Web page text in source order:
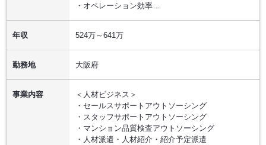
・オペレーション効率…
年収 524万～641万
勤務地 大阪府
事業内容
＜人材ビジネス＞
・セールスサポートアウトソーシング
・スタッフサポートアウトソーシング
・マンション品質検査アウトソーシング
・人材派遣・人材紹介・紹介予定派遣